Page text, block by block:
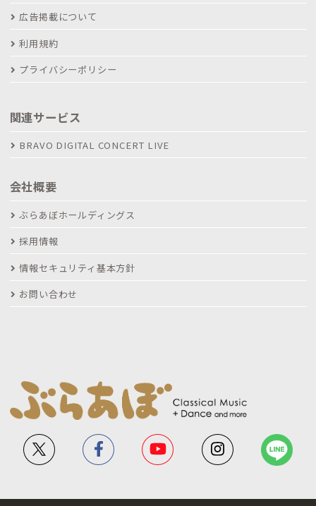
広告掲載について
利用規約
プライバシーポリシー
関連サービス
BRAVO DIGITAL CONCERT LIVE
会社概要
ぶらあぼホールディングス
採用情報
情報セキュリティ基本方針
お問い合わせ